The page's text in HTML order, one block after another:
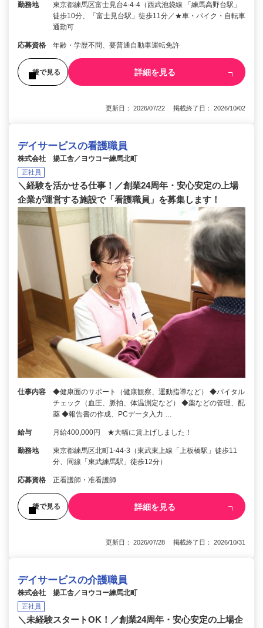
勤務地
東京都練馬区富士見台4-4-4（西武池袋線 「練馬高野台駅」
徒歩10分、「富士見台駅」徒歩11分／★車・バイク・自転車
通勤可
応募資格 年齢・学歴不問、要普通自動車運転免許
後で見る 詳細を見る
更新日： 2026/07/22 掲載終了日： 2026/10/02
デイサービスの看護職員
株式会社 揚工舎／ヨウコー練馬北町
正社員
＼経験を活かせる仕事！／創業24周年・安心安定の上場
企業が運営する施設で「看護職員」を募集します！
仕事内容
◆健康面のサポート（健康観察、運動指導など） ◆バイタル
チェック（血圧、脈拍、体温測定など） ◆薬などの管理、配
薬 ◆報告書の作成、PCデータ入力 …
給与 月給400,000円 ★大幅に賃上げしました！
勤務地
東京都練馬区北町1-44-3（東武東上線「上板橋駅」徒歩11
分、同線「東武練馬駅」徒歩12分）
応募資格 正看護師・准看護師
後で見る 詳細を見る
更新日： 2026/07/28 掲載終了日： 2026/10/31
デイサービスの介護職員
株式会社 揚工舎／ヨウコー練馬北町
正社員
＼未経験スタートOK！／創業24周年・安心安定の上場企